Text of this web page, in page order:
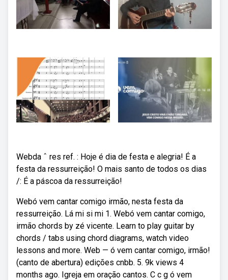
Webda ˆ res ref. : Hoje é dia de festa e alegria! É a
festa da ressurreição! O mais santo de todos os dias
/: É a páscoa da ressurreição!
Webó vem cantar comigo irmão, nesta festa da
ressurreição. Lá mi si mi 1. Webó vem cantar comigo,
irmão chords by zé vicente. Learn to play guitar by
chords / tabs using chord diagrams, watch video
lessons and more. Web — ó vem cantar comigo, irmão!
(canto de abertura) edições cnbb. 5. 9k views 4
months ago. Igreja em oração cantos. C c g ó vem